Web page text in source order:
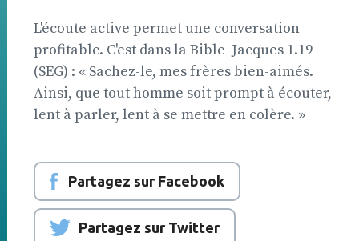
L'écoute active permet une conversation
profitable. C'est dans la Bible  Jacques 1.19
(SEG) : « Sachez-le, mes frères bien-aimés.
Ainsi, que tout homme soit prompt à écouter,
lent à parler, lent à se mettre en colère. »
Partagez sur Facebook
Partagez sur Twitter